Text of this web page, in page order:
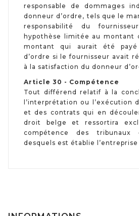
responsable de dommages
donneur d’ordre, tels que le
responsabilité du
hypothèse limitée au montant
montant qui aurait été
d’ordre si le fournisseur avait
à la satisfaction du donneur
Article 30 - Compétence
Tout différend relatif à la
l’interprétation ou l’exécution
et des contrats qui en
droit belge et ressortira
compétence des tribunaux
desquels est établie